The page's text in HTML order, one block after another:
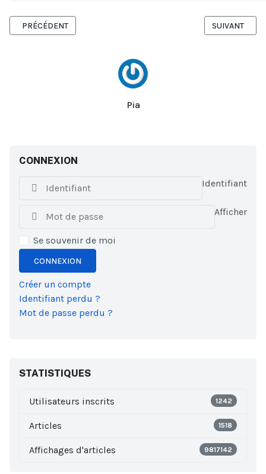
Pia
ARTICLE PRÉCÉDENT : SYNDICAT OTAHI
PRÉCÉDENT ARTICLE
SUIVANT
CONNEXION
Identifiant
Afficher
Se souvenir de moi
CONNEXION
Créer un compte
Identifiant perdu ?
Mot de passe perdu ?
STATISTIQUES
Utilisateurs inscrits 1242
Articles 1518
Affichages d'articles 9817142